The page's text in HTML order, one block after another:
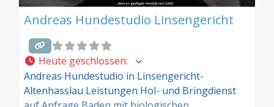
Andreas Hundestudio Linsengericht
Heute geschlossen:
Andreas Hundestudio in Linsengericht-
Altenhasslau Leistungen Hol- und Bringdienst